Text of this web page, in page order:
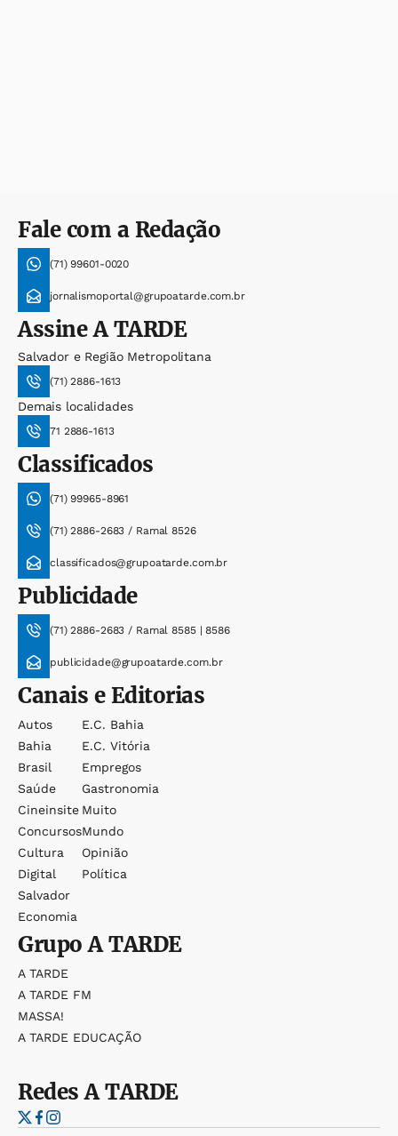
Fale com a Redação
(71) 99601-0020
jornalismoportal@grupoatarde.com.br
AssineA TARDE
Salvador e Região Metropolitana
(71) 2886-1613
Demais localidades
71 2886-1613
Classificados
(71) 99965-8961
(71) 2886-2683 / Ramal 8526
classificados@grupoatarde.com.br
Publicidade
(71) 2886-2683 / Ramal 8585 | 8586
publicidade@grupoatarde.com.br
Canais e Editorias
Autos
Bahia
Brasil
Saúde
Cineinsite
Concursos
Cultura
Digital
Salvador
Economia
E.c. Bahia
E.c. Vitória
Empregos
Gastronomia
Muito
Mundo
Opinião
Política
GrupoA TARDE
A TARDE
A TARDE FM
MASSA!
A TARDE EDUCAÇÃO
RedesA TARDE